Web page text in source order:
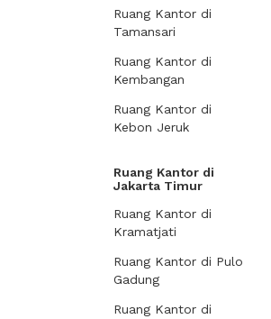
Ruang Kantor di
Tamansari
Ruang Kantor di
Kembangan
Ruang Kantor di
Kebon Jeruk
Ruang Kantor di
Jakarta Timur
Ruang Kantor di
Kramatjati
Ruang Kantor di Pulo
Gadung
Ruang Kantor di